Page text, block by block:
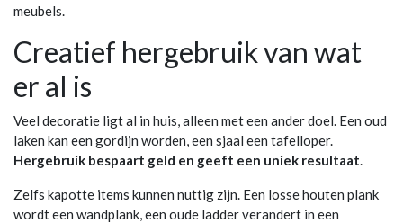
meubels.
Creatief hergebruik van wat
er al is
Veel decoratie ligt al in huis, alleen met een ander doel. Een oud
laken kan een gordijn worden, een sjaal een tafelloper.
Hergebruik bespaart geld en geeft een uniek resultaat.
Zelfs kapotte items kunnen nuttig zijn. Een losse houten plank
wordt een wandplank, een oude ladder verandert in een